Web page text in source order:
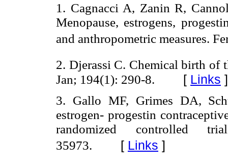
1. Cagnacci A, Zanin R,
Menopause, estrogens,
and anthropometric measures.
2. Djerassi C. Chemical birth of
Jan; 194(1): 290-8. [ Links ]
3. Gallo MF, Grimes DA,
estrogen- progestin
randomized controlled
35973. [ Links ]